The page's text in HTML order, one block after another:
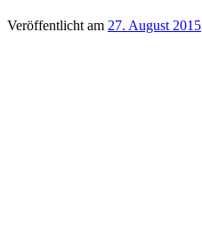
Veröffentlicht am 27. August 2015